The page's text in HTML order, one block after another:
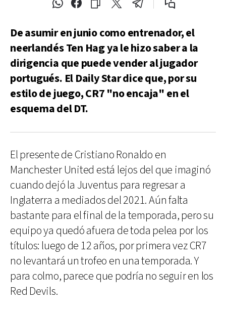
De asumir en junio como entrenador, el
neerlandés Ten Hag ya le hizo saber a la
dirigencia que puede vender al jugador
portugués. El Daily Star dice que, por su
estilo de juego, CR7 "no encaja" en el
esquema del DT.
El presente de Cristiano Ronaldo en
Manchester United está lejos del que imaginó
cuando dejó la Juventus para regresar a
Inglaterra a mediados del 2021. Aún falta
bastante para el final de la temporada, pero su
equipo ya quedó afuera de toda pelea por los
títulos: luego de 12 años, por primera vez CR7
no levantará un trofeo en una temporada. Y
para colmo, parece que podría no seguir en los
Red Devils.